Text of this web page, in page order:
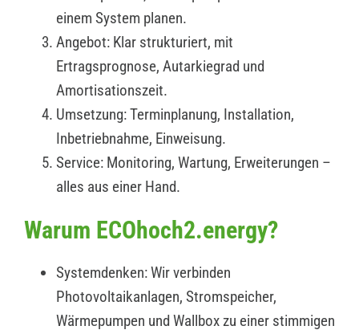
einem System planen.
Angebot: Klar strukturiert, mit
Ertragsprognose, Autarkiegrad und
Amortisationszeit.
Umsetzung: Terminplanung, Installation,
Inbetriebnahme, Einweisung.
Service: Monitoring, Wartung, Erweiterungen –
alles aus einer Hand.
Warum ECOhoch2.energy?
Systemdenken: Wir verbinden
Photovoltaikanlagen, Stromspeicher,
Wärmepumpen und Wallbox zu einer stimmigen